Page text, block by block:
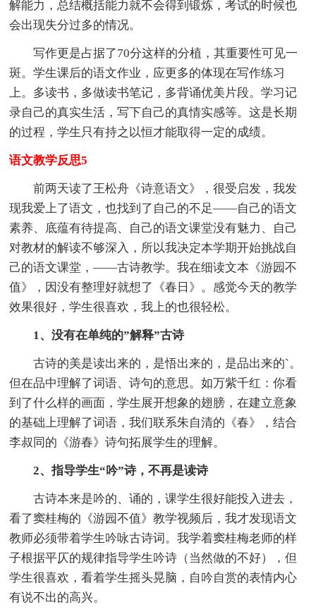
解能力，总结概括能力就不会得到锻炼，考试的时候也
会出现失分过多的情况。
写作更是占据了70分这样的分植，其重要性可见一
斑。学生课后的语文作业，应更多的体现在写作练习
上。多读书，多做读书笔记，多背诵优美片段。学习记
录自己的真实生活，写下自己的真情实感等。这是长期
的过程，学生只有持之以恒才能取得一定的成绩。
语文教学反思5
前两天读了王松舟《诗意语文》，很受启发，我发
现我爱上了语文，也找到了自己的不足——自己的语文
素养、底蕴有待提高、自己的语文课堂没有魅力、自己
对教材的解读不够深入，所以我决定本学期开始挑战自
己的语文课堂，——古诗教学。我在细读文本《游园不
值》，因没有整理好就想了《春日》。感觉今天的教学
效果很好，学生很喜欢，我上的也很轻松。
1、没有在单纯的”解释”古诗
古诗的美是读出来的，是悟出来的，是品出来的`。
但在品中理解了词语、诗句的意思。如万紫千红：你看
到了什么样的画面，学生展开想象的翅膀，在建立意象
的基础上理解了词语，我们联系朱自清的《春》，结合
李叔同的《游春》诗句拓展学生的理解。
2、指导学生“吟”诗，不再是读诗
古诗本来是吟的、诵的，课学生很好能投入进去，
看了窦桂梅的《游园不值》教学视频后，我才发现语文
教师必须带着学生吟咏古诗词。我学着窦桂梅老师的样
子根据平仄的规律指导学生吟诗（当然做的不好），但
学生很喜欢，看着学生摇头晃脑，自吟自赏的表情内心
有说不出的高兴。